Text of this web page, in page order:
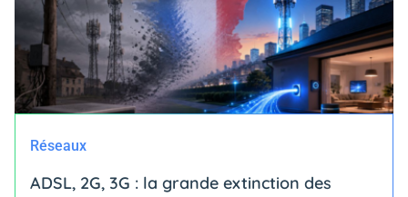
Réseaux
ADSL, 2G, 3G : la grande extinction des